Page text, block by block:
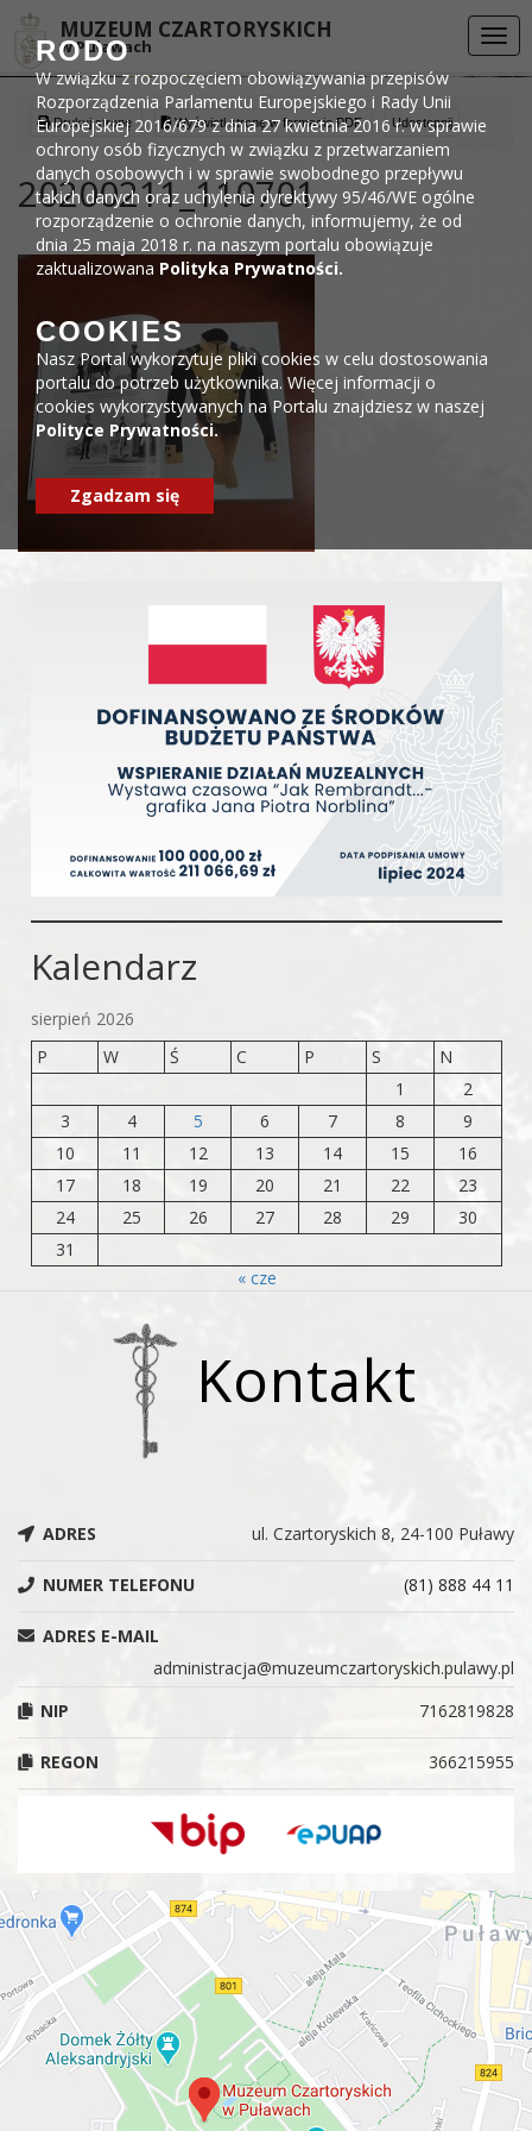
DEKLARACJA DOSTĘPNOŚCI
MUZEUM CZARTORYSKICH
w Puławach
Drukuj stronę Wyświetl stronę w formacie PDF Udostępnij
20200211_110701
Kalendarz
sierpień 2026
P
W Ś C P S
N
1
2
3
4 5 6 7 8
9
10
11 12 13 14 15
16
17
18 19 20 21 22
23
24
25 26 27 28 29
30
31
« cze
Kontakt
ADRES ul. Czartoryskich 8, 24-100 Puławy
NUMER TELEFONU (81) 888 44 11
ADRES E-MAIL
administracja@muzeumczartoryskich.pulawy.pl
NIP
7162819828
REGON 366215955
RODO
W związku z rozpoczęciem obowiązywania przepisów
Rozporządzenia Parlamentu Europejskiego i Rady Unii
Europejskiej 2016/679 z dnia 27 kwietnia 2016 r. w sprawie
ochrony osób fizycznych w związku z przetwarzaniem
danych osobowych i w sprawie swobodnego przepływu
takich danych oraz uchylenia dyrektywy 95/46/WE ogólne
rozporządzenie o ochronie danych, informujemy, że od
dnia 25 maja 2018 r. na naszym portalu obowiązuje
zaktualizowana Polityka Prywatności.
COOKIES
Nasz Portal wykorzytuje pliki cookies w celu dostosowania
portalu do potrzeb użytkownika. Więcej informacji o
cookies wykorzystywanych na Portalu znajdziesz w naszej
Polityce Prywatności.
Zgadzam się